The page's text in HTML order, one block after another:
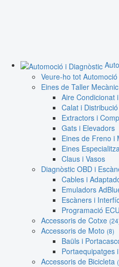
Veure-ho tot
Eines de Taller Mecànic
Aire Condicionat
Calat i Distribució
Extractors i
Gats i Elevadors
Eines de Freno i
Eines
Claus i Vasos
Diagnòstic OBD i
Cables i
Emuladors
Escàners i
Programació
Accessoris de Cotxe
Accessoris de Moto (8)
Baüls i
Portaequipatges
Accessoris de Bicicleta